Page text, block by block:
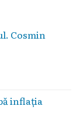
Cosmin
inflaţia